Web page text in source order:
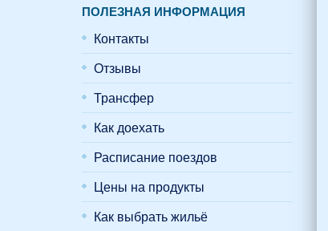
ПОЛЕЗНАЯ ИНФОРМАЦИЯ
Контакты
Отзывы
Трансфер
Как доехать
Расписание поездов
Цены на продукты
Как выбрать жильё